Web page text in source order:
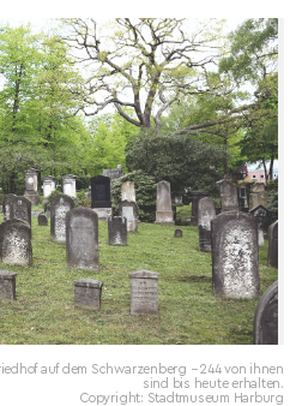
auf dem Schwarzenberg − 244 von ihnen
sind bis heute erhalten.
Copyright: Stadtmuseum Harburg